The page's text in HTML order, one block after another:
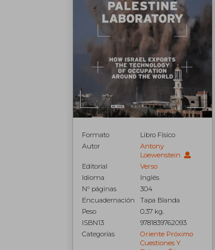
Formato
Libro Físico
Autor
Antony
Loewenstein
Editorial
Verso
Idioma
Inglés
N° páginas
304
Encuadernación
Tapa Blanda
Peso
0.37 kg.
ISBN13
9781839762093
Categorías
Oriente Próximo
Cuestiones Y